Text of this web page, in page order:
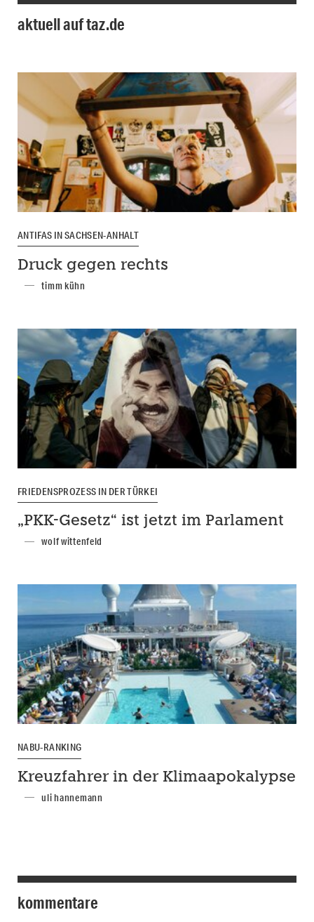
aktuell auf taz.de
ANTIFAS IN SACHSEN-ANHALT
Druck gegen rechts
timm kühn
FRIEDENSPROZESS IN DER TÜRKEI
„PKK-Gesetz“ ist jetzt im Parlament
wolf wittenfeld
NABU-RANKING
Kreuzfahrer in der Klimaapokalypse
uli hannemann
kommentare